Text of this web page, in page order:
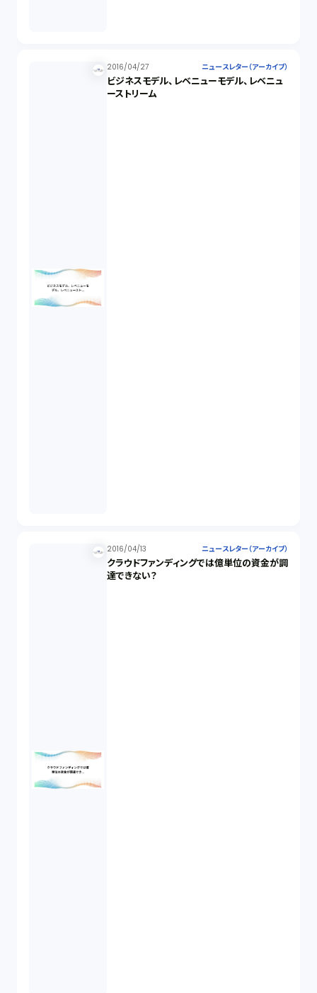
2016/04/27 ニュースレター（アーカイブ）
ビジネスモデル、レベニューモデル、レベニュ
ーストリーム
2016/04/13 ニュースレター（アーカイブ）
クラウドファンディングでは億単位の資金が調
達できない？